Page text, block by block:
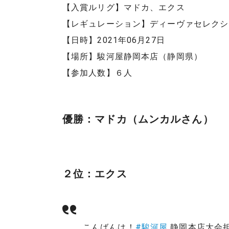
【入賞ルリグ】マドカ、エクス
【レギュレーション】ディーヴァセレク
【日時】2021年06月27日
【場所】駿河屋静岡本店（静岡県）
【参加人数】６人
優勝：マドカ（ムンカルさん）
２位：エクス